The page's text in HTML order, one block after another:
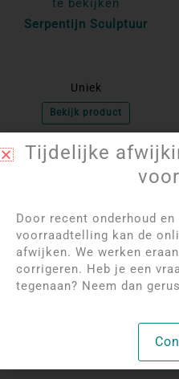
Serpentijn Sculptuur
Uniek
Bekijk product
Log in om de prijzen
Tijdelijke
Door recent onderhoud en
voorraadtelling kan de
afwijken. We werken
corrigeren. Heb je een
tegenaan? Neem dan